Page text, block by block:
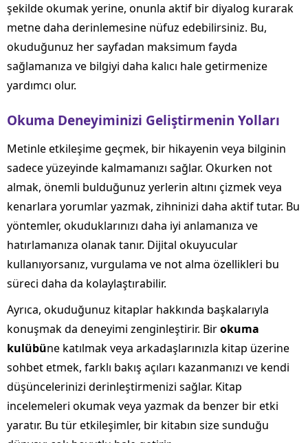
şekilde okumak yerine, onunla aktif bir diyalog kurarak
metne daha derinlemesine nüfuz edebilirsiniz. Bu,
okuduğunuz her sayfadan maksimum fayda
sağlamanıza ve bilgiyi daha kalıcı hale getirmenize
yardımcı olur.
Okuma Deneyiminizi Geliştirmenin Yolları
Metinle etkileşime geçmek, bir hikayenin veya bilginin
sadece yüzeyinde kalmamanızı sağlar. Okurken not
almak, önemli bulduğunuz yerlerin altını çizmek veya
kenarlara yorumlar yazmak, zihninizi daha aktif tutar. Bu
yöntemler, okuduklarınızı daha iyi anlamanıza ve
hatırlamanıza olanak tanır. Dijital okuyucular
kullanıyorsanız, vurgulama ve not alma özellikleri bu
süreci daha da kolaylaştırabilir.
Ayrıca, okuduğunuz kitaplar hakkında başkalarıyla
konuşmak da deneyimi zenginleştirir. Birokuma
kulübüne katılmak veya arkadaşlarınızla kitap üzerine
sohbet etmek, farklı bakış açıları kazanmanızı ve kendi
düşüncelerinizi derinleştirmenizi sağlar. Kitap
incelemeleri okumak veya yazmak da benzer bir etki
yaratır. Bu tür etkileşimler, bir kitabın size sunduğu